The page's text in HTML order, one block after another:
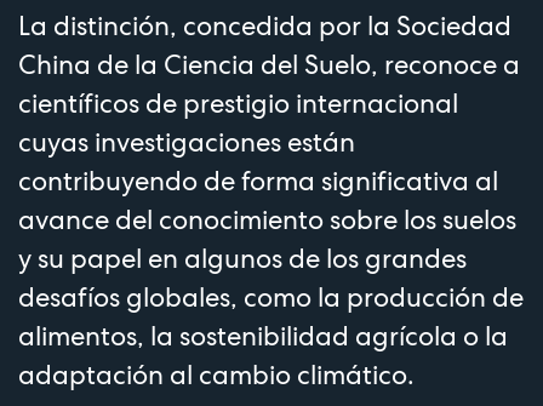
La distinción, concedida por la Sociedad
China de la Ciencia del Suelo, reconoce a
científicos de prestigio internacional
cuyas investigaciones están
contribuyendo de forma significativa al
avance del conocimiento sobre los suelos
y su papel en algunos de los grandes
desafíos globales, como la producción de
alimentos, la sostenibilidad agrícola o la
adaptación al cambio climático.